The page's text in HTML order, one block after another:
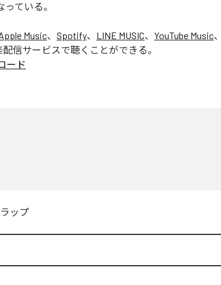
っている。
Music、 Spotify、 LINE MUSIC、 YouTube Music、
信サービスで聴くことができる。
ード
ップ